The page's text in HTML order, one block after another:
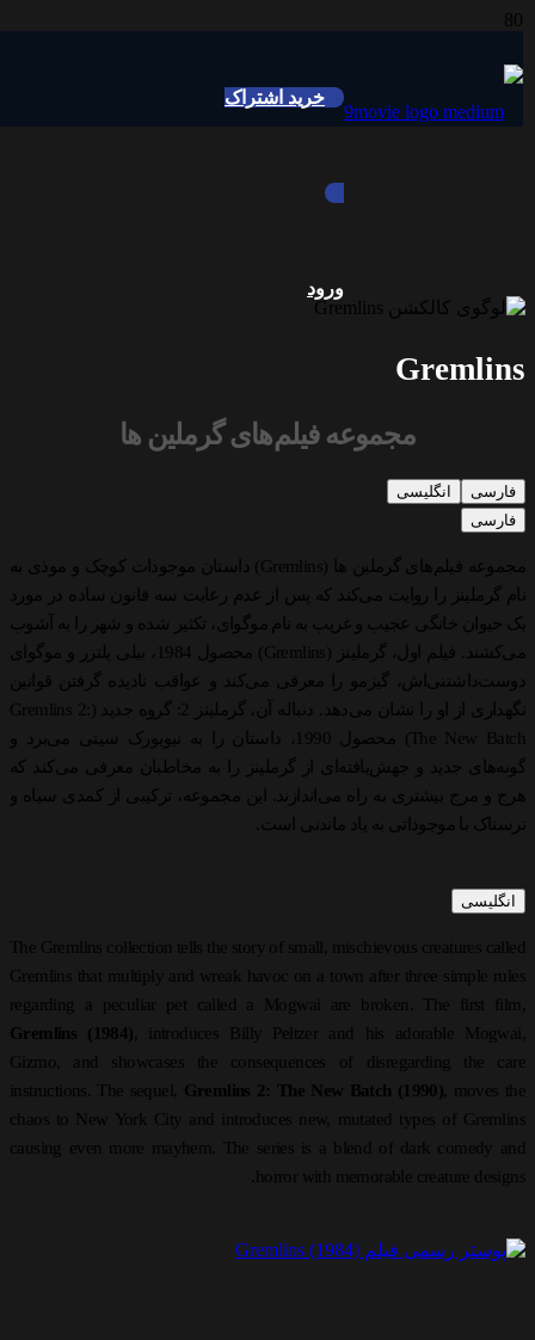
خرید اشتراک
ورود
مجموعه فیلم‌های گرملین ها
فارسی
انگلیسی
فارسی
مجموعه فیلم‌های گرملین ها (Gremlins) داستان موجودات کوچک و موذی به
گرملینز را روایت می‌کند که پس از عدم رعایت سه قانون ساده در مورد
حیوان خانگی عجیب و غریب به نام موگوای، تکثیر شده و شهر را به آشوب
می‌کشند. فیلم اول، گرملینز (Gremlins) محصول 1984، بیلی پلتزر و موگوای
گیزمو را معرفی می‌کند و عواقب نادیده گرفتن قوانین
نگهداری از او را نشان می‌دهد. دنباله آن، گرملینز 2: گروه جدید (Gremlins 2:
The New Batch) محصول 1990، داستان را به نیویورک سیتی می‌برد و
جدید و جهش‌یافته‌ای از گرملینز را به مخاطبان معرفی می‌کند که
و مرج بیشتری به راه می‌اندازند. این مجموعه، ترکیبی از کمدی سیاه و
با موجوداتی به یاد ماندنی است.
انگلیسی
The Gremlins collection tells the story of small, mischievous creatures
Gremlins that multiply and wreak havoc on a town after three simple
regarding a peculiar pet called a Mogwai are broken. The first
Gremlins (1984)
, introduces Billy Peltzer and his adorable
Gizmo, and showcases the consequences of disregarding the
instructions. The sequel,Gremlins 2: The New Batch (1990)
, moves
chaos to New York City and introduces new, mutated types of
causing even more mayhem. The series is a blend of dark comedy
horror with memorable creature